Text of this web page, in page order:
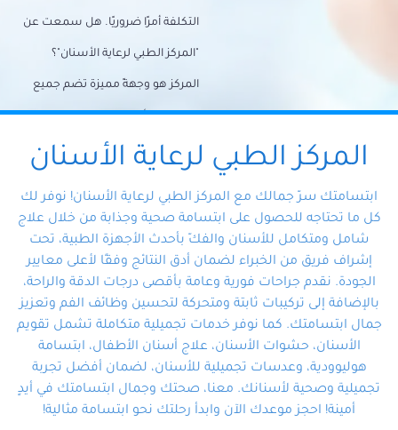
التكلفة أمرًا ضروريًا. هل سمعت عن
"المركز الطبي لرعاية الأسنان"؟
المركز هو وجهةً مميزة تضم جميع
احتياجات الأسنان تحت سقف واحد،
وتضمن لك حلاً شاملًا لجميع
المتخصص ذوي الخبرة، ستجد نفسك
في أيد أمينة تلبي احتياجاتك بكل
احترافية ودقة.
المركز الطبي لرعاية الأسنان
ابتسامتك سرّ جمالك مع المركز الطبي لرعاية الأسنان! نوفر لك
كل ما تحتاجه للحصول على ابتسامة صحية وجذابة من خلال علاج
شامل ومتكامل للأسنان والفكّ بأحدث الأجهزة الطبية، تحت
إشراف فريق من الخبراء لضمان أدق النتائج وفقًا لأعلى معايير
الجودة. نقدم جراحات فورية وعامة بأقصى درجات الدقة والراحة،
بالإضافة إلى تركيبات ثابتة ومتحركة لتحسين وظائف الفم وتعزيز
جمال ابتسامتك. كما نوفر خدمات تجميلية متكاملة تشمل تقويم
الأسنان، حشوات الأسنان، علاج أسنان الأطفال، ابتسامة
هوليوودية، وعدسات تجميلية للأسنان، لضمان أفضل تجربة
تجميلية وصحية لأسنانك. معنا، صحتك وجمال ابتسامتك في أيدٍ
أمينة! احجز موعدك الآن وابدأ رحلتك نحو ابتسامة مثالية!